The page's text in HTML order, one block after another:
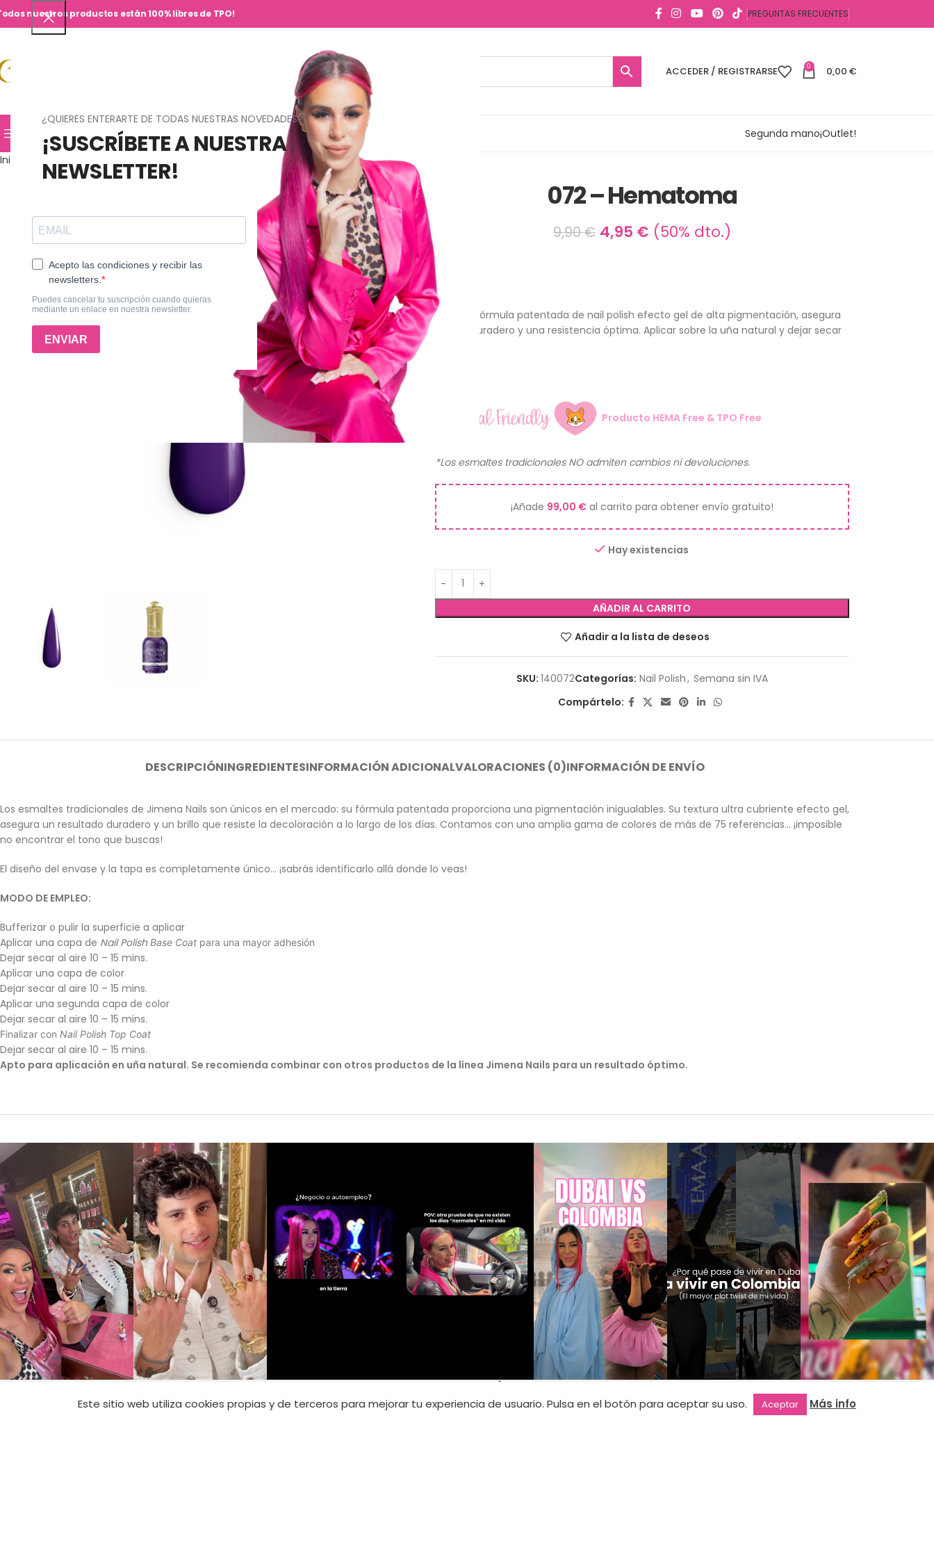
¿QUIERES ENTERARTE DE TODAS NUESTRAS NOVEDADES?
¡SUSCRÍBETE A NUESTRA
NEWSLETTER!
nuestros productos están 100% libres de TPO! PREGUNTAS FRECUENTES
ACCEDER / REGISTRARSE 0 0,00 €
TIENDA HOMECURSOS JN SHOPS CONTACTO Segunda mano¡Outlet!
Inicio
072 – Hematoma
9,90€ 4,95 € (50% dto.)
Nuestra fórmula patentada de nail polish efecto gel de alta pigmentación, asegura
un uso duradero y una resistencia óptima. Aplicar sobre la uña natural y dejar secar
Producto HEMA Free & TPO Free
*Los esmaltes tradicionales NO admiten cambios ni devoluciones.
¡Añade 99,00 €al carrito para obtener envío gratuito!
Hay existencias
AÑADIR AL CARRITO
Añadir a la lista de deseos
SKU: 140072Categorías: Nail Polish, Semana sin IVA
Compártelo:
DESCRIPCIÓNINGREDIENTESINFORMACIÓN ADICIONALVALORACIONES (0)INFORMACIÓN DE ENVÍO
Los esmaltes tradicionales de Jimena Nails son únicos en el mercado: su fórmula patentada proporciona una pigmentación inigualables. Su textura ultra cubriente efecto gel,
asegura un resultado duradero y un brillo que resiste la decoloración a lo largo de los días. Contamos con una amplia gama de colores de más de 75 referencias… ¡imposible
no encontrar el tono que buscas!
El diseño del envase y la tapa es completamente único… ¡sabrás identificarlo allá donde lo veas!
MODO DE EMPLEO:
Bufferizar o pulir la superficie a aplicar
Aplicar una capa de Nail Polish Base Coat para una mayor adhesión
Dejar secar al aire 10 – 15 mins.
Aplicar una capa de color
Dejar secar al aire 10 – 15 mins.
Aplicar una segunda capa de color
Dejar secar al aire 10 – 15 mins.
Finalizar con Nail Polish Top Coat
Dejar secar al aire 10 – 15 mins.
Apto para aplicación en uña natural. Se recomienda combinar con otros productos de la línea Jimena Nails para un resultado óptimo.
INFORMACIÓN LEGAL
Suscríbete a nuestra newsletter y
Este sitio web utiliza cookies propias y de terceros para mejorar tu experiencia de usuario. Pulsa en el botón para aceptar su uso. Aceptar Más info